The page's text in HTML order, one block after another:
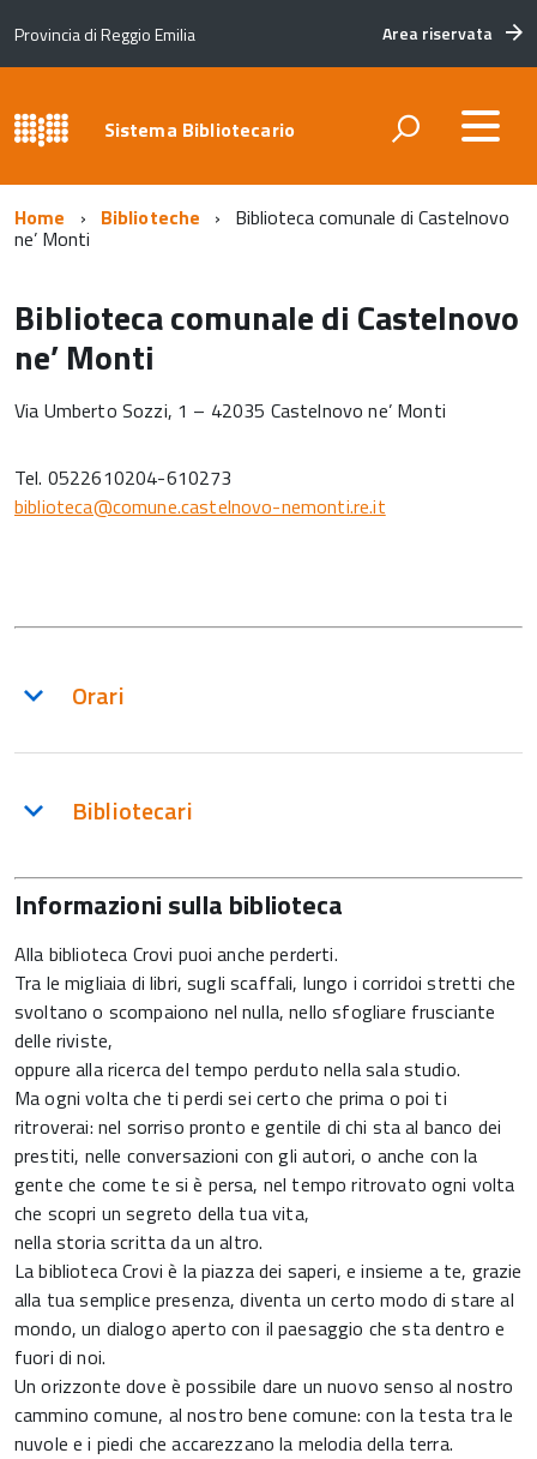
Provincia di Reggio Emilia Area riservata
Sistema Bibliotecario
Home Biblioteche Biblioteca comunale di Castelnovo
ne’ Monti
Biblioteca comunale di Castelnovo
ne’ Monti
Via Umberto Sozzi, 1 – 42035 Castelnovo ne’ Monti
Tel. 0522610204-610273
biblioteca@comune.castelnovo-nemonti.re.it
Orari
Bibliotecari
Informazioni sulla biblioteca
Alla biblioteca Crovi puoi anche perderti.
Tra le migliaia di libri, sugli scaffali, lungo i corridoi stretti che
svoltano o scompaiono nel nulla, nello sfogliare frusciante
delle riviste,
oppure alla ricerca del tempo perduto nella sala studio.
Ma ogni volta che ti perdi sei certo che prima o poi ti
ritroverai: nel sorriso pronto e gentile di chi sta al banco dei
prestiti, nelle conversazioni con gli autori, o anche con la
gente che come te si è persa, nel tempo ritrovato ogni volta
che scopri un segreto della tua vita,
nella storia scritta da un altro.
La biblioteca Crovi è la piazza dei saperi, e insieme a te, grazie
alla tua semplice presenza, diventa un certo modo di stare al
mondo, un dialogo aperto con il paesaggio che sta dentro e
fuori di noi.
Un orizzonte dove è possibile dare un nuovo senso al nostro
cammino comune, al nostro bene comune: con la testa tra le
nuvole e i piedi che accarezzano la melodia della terra.